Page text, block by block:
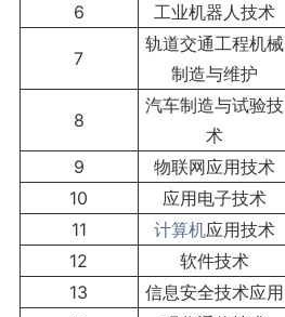
6
工业机器人技术
7
轨道交通工程机械
制造与维护
8
汽车制造与试验技
术
9 物联网应用技术
10
应用电子技术
11
计算机应用技术
12
软件技术
13
信息安全技术应用